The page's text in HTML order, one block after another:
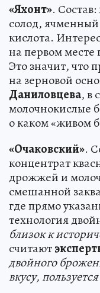
«Яхонт».
солод,
кислота.
на первом месте
Это значит, что
на зерновой
Даниловцева, в
молочнокислые
о каком «живом
«Очаковский».
концентрат
дрожжей и
смешанной
где прямо
технология
близок к
считают
двойного
вкусу,